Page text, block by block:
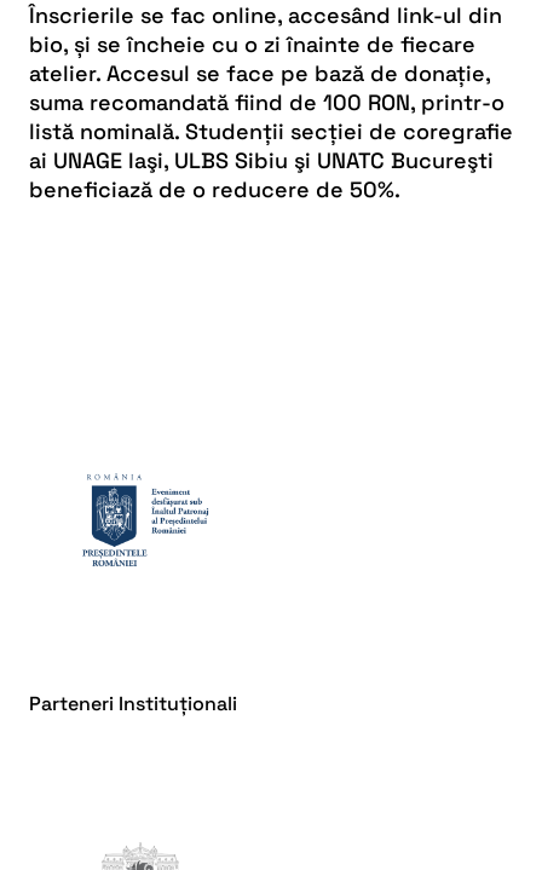
Înscrierile se fac online, accesând link-ul din
bio, și se încheie cu o zi înainte de fiecare
atelier. Accesul se face pe bază de donație,
suma recomandată fiind de 100 RON, printr-o
listă nominală. Studenții secției de coregrafie
ai UNAGE Iaşi, ULBS Sibiu şi UNATC Bucureşti
beneficiază de o reducere de 50%.
Parteneri Instituționali